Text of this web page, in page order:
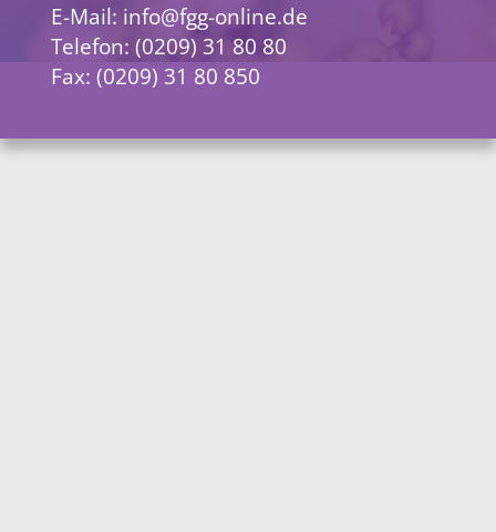
E-Mail: info@fgg-online.de
Telefon: (0209) 31 80 80
Fax: (0209) 31 80 850